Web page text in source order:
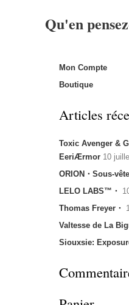
Qu'en
Mon Compte
Boutique
Articles
Toxic Avenger &
EeriÆrmor 10
ORION・Sous-
LELO LABS™・
Thomas Freyer・
Valtesse de La
Siouxsie: